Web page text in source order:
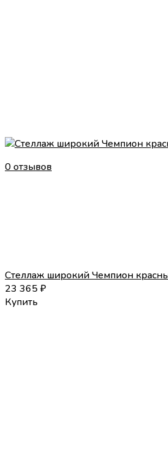
0 отзывов
Стеллаж широкий Чемпион
23 365₽
Купить